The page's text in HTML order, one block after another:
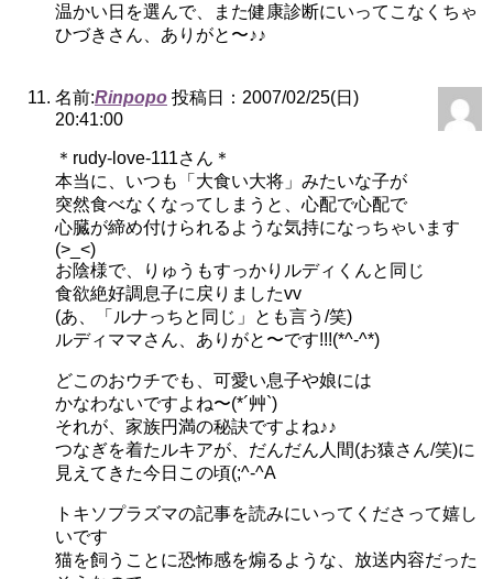
温かい日を選んで、また健康診断にいってこなくちゃ
ひづきさん、ありがと〜♪♪
名前:Rinpopo 投稿日：2007/02/25(日)
20:41:00
＊rudy-love-111さん＊
本当に、いつも「大食い大将」みたいな子が
突然食べなくなってしまうと、心配で心配で
心臓が締め付けられるような気持になっちゃいます
(>_<)
お陰様で、りゅうもすっかりルディくんと同じ
食欲絶好調息子に戻りましたvv
(あ、「ルナっちと同じ」とも言う/笑)
ルディママさん、ありがと〜です!!!(*^-^*)
どこのおウチでも、可愛い息子や娘には
かなわないですよね〜(*´艸`)
それが、家族円満の秘訣ですよね♪♪
つなぎを着たルキアが、だんだん人間(お猿さん/笑)に
見えてきた今日この頃(;^-^A
トキソプラズマの記事を読みにいってくださって嬉し
いです
猫を飼うことに恐怖感を煽るような、放送内容だった